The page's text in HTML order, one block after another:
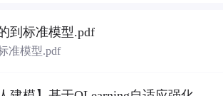
到标准模型.pdf
准模型.pdf